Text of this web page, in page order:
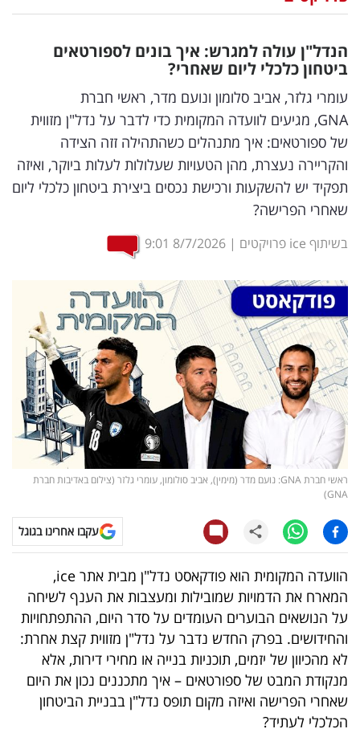
דיגיטל
וטק
שיווק
ופרסום
משפט
ומחקרים
דעות
רכילות
עסקית
קריפטו
ויראלי
טלוויזיה
עסקי
ספורט
קריירה
ולימודים
מינויים
רייטינג
רכב
הנדל"ן עולה למגרש: איך בונים לספורטאים
ביטחון כלכלי ליום שאחרי?
עומרי גלזר, אביב סלומון ונועם מדר, ראשי חברת
GNA, מגיעים לוועדה המקומית כדי לדבר על נדל"ן מזווית
של ספורטאים: איך מתנהלים כשהתהילה זזה הצידה
והקריירה נעצרת, מהן הטעויות שעלולות לעלות ביוקר, ואיזה
תפקיד יש להשקעות ורכישת נכסים ביצירת ביטחון כלכלי ליום
שאחרי הפרישה?
בשיתוף ice פרויקטים |
8/7/2026
9:01
ראשי חברת GNA: נועם מדר (מימין), אביב סולומון, עומרי גלזר (צילום באדיבות חברת
GNA)
עקבו אחרינו בגוגל
הוועדה המקומית הוא פודקאסט נדל"ן מבית אתר ice
,
המארח את הדמויות שמובילות ומעצבות את הענף לשיחה
על הנושאים הבוערים העומדים על סדר היום, ההתפתחויות
והחידושים. בפרק החדש נדבר על נדל"ן מזווית קצת אחרת:
לא מהכיוון של יזמים, תוכניות בנייה או מחירי דירות, אלא
מנקודת המבט של ספורטאים – איך מתכננים נכון את היום
שאחרי הפרישה ואיזה מקום תופס נדל"ן בבניית הביטחון
הכלכלי לעתיד?